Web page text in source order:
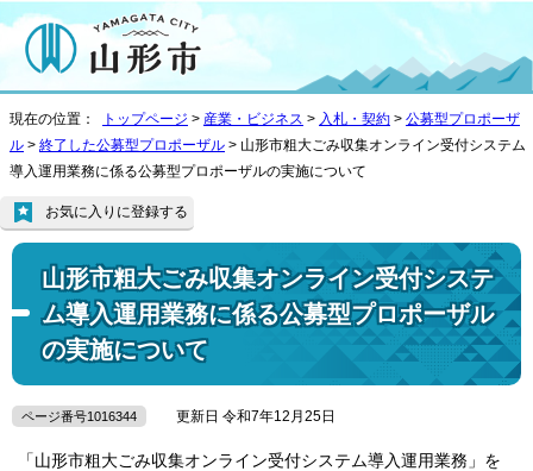
現在の位置： トップページ > 産業・ビジネス > 入札・契約 > 公募型プロポーザ
ル > 終了した公募型プロポーザル > 山形市粗大ごみ収集オンライン受付システム
導入運用業務に係る公募型プロポーザルの実施について
山形市粗大ごみ収集オンライン受付システ
ム導入運用業務に係る公募型プロポーザル
の実施について
お気に入りに登録する
ページ番号1016344 更新日 令和7年12月25日
「山形市粗大ごみ収集オンライン受付システム導入運用業務」を